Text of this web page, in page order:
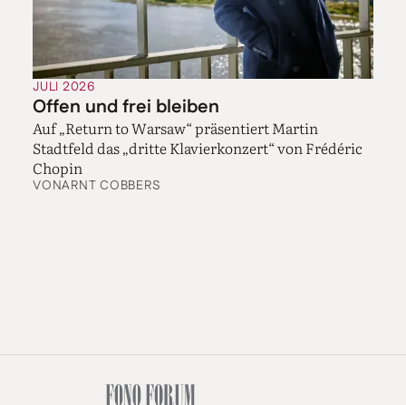
JULI 2026
Offen und frei bleiben
Auf „Return to Warsaw“ präsentiert Martin
Stadtfeld das „dritte Klavierkonzert“ von Frédéric
Chopin
VONARNT COBBERS